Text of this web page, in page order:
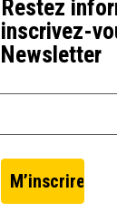
Restez
inscrivez-
Newsletter